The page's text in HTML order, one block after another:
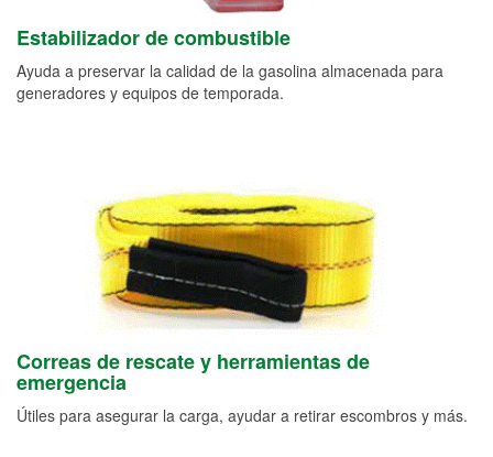
Estabilizador de combustible
Ayuda a preservar la calidad de la gasolina almacenada para
generadores y equipos de temporada.
Correas de rescate y herramientas de
emergencia
Útiles para asegurar la carga, ayudar a retirar escombros y más.